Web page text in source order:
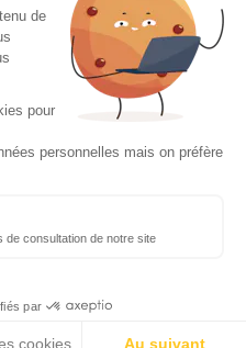
réservés
de
pour
personnelles mais on préfère
de consultation de notre site
par
cookies Au suivant